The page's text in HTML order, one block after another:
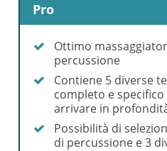
Pro
Ottimo
percussione
Contiene 5 diverse
completo e specifico
arrivare in
Possibilità di
di percussione e 3